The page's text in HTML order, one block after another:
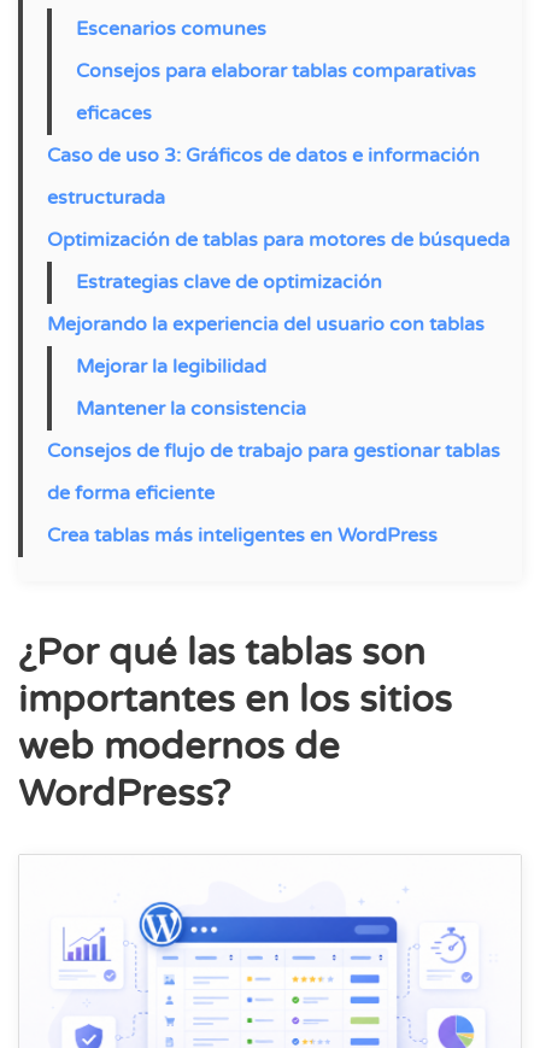
Escenarios comunes
Consejos para elaborar tablas comparativas
eficaces
Caso de uso 3: Gráficos de datos e información
estructurada
Optimización de tablas para motores de búsqueda
Estrategias clave de optimización
Mejorando la experiencia del usuario con tablas
Mejorar la legibilidad
Mantener la consistencia
Consejos de flujo de trabajo para gestionar tablas
de forma eficiente
Crea tablas más inteligentes en WordPress
¿Por qué las tablas son
importantes en los sitios
web modernos de
WordPress?